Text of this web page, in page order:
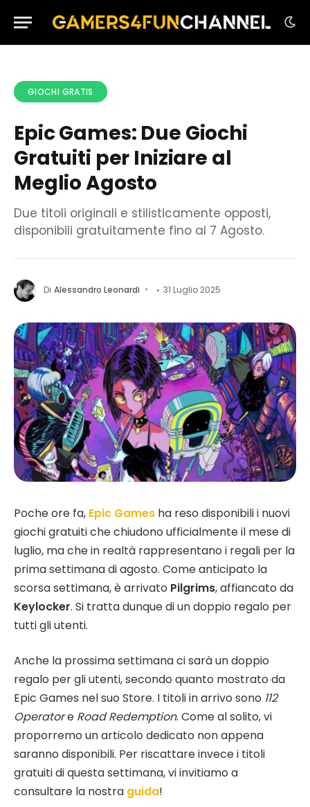
GIOCHI GRATIS
Epic Games: Due Giochi
Gratuiti per Iniziare al
Meglio Agosto
Due titoli originali e stilisticamente opposti,
disponibili gratuitamente fino al 7 Agosto.
Di Alessandro Leonardi 31 Luglio 2025
Poche ore fa, Epic Games ha reso disponibili i nuovi
giochi gratuiti che chiudono ufficialmente il mese di
luglio, ma che in realtà rappresentano i regali per la
prima settimana di agosto. Come anticipato la
scorsa settimana, è arrivato Pilgrims, affiancato da
Keylocker. Si tratta dunque di un doppio regalo per
tutti gli utenti.
Anche la prossima settimana ci sarà un doppio
regalo per gli utenti, secondo quanto mostrato da
Epic Games nel suo Store. I titoli in arrivo sono 112
Operatore Road Redemption. Come al solito, vi
proporremo un articolo dedicato non appena
saranno disponibili. Per riscattare invece i titoli
gratuiti di questa settimana, vi invitiamo a
consultare la nostra guida!